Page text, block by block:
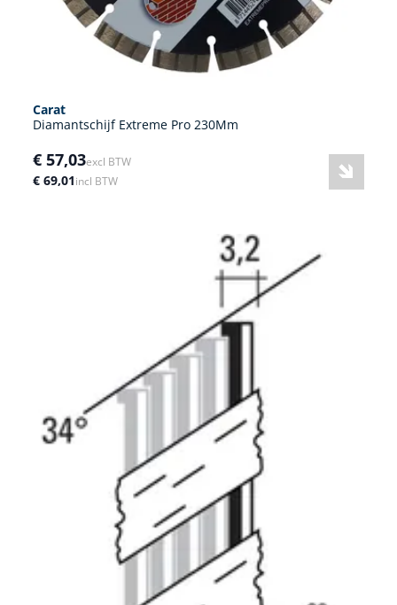
Carat
Diamantschijf Extreme Pro 230Mm
€ 57,03excl BTW
€ 69,01incl BTW